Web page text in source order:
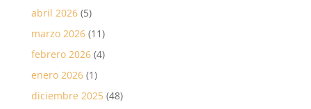
abril 2026(5)
marzo 2026(11)
febrero 2026(4)
enero 2026(1)
diciembre 2025(48)